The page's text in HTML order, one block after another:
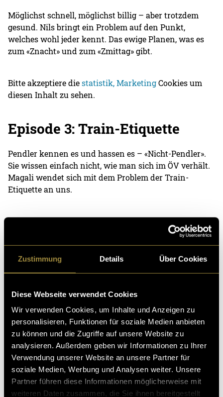
Zustimmung Details Über Cookies
Diese Webseite verwendet Cookies
Wir verwenden Cookies, um Inhalte und Anzeigen zu
personalisieren, Funktionen für soziale Medien anbieten
zu können und die Zugriffe auf unsere Website zu
analysieren. Außerdem geben wir Informationen zu Ihrer
Verwendung unserer Website an unsere Partner für
soziale Medien, Werbung und Analysen weiter. Unsere
Partner führen diese Informationen möglicherweise mit
weiteren Daten zusammen, die Sie ihnen bereitgestellt
Möglichst schnell, möglichst billig – aber trotzdem
gesund. Nils bringt ein Problem auf den Punkt,
welches wohl jeder kennt. Das ewige Planen, was es
zum «Znacht» und zum «Zmittag» gibt.
Bitte akzeptiere diestatistik, MarketingCookies um
diesen Inhalt zu sehen.
Episode 3: Train-Etiquette
Pendler kennen es und hassen es – «Nicht-Pendler».
Sie wissen einfach nicht, wie man sich im ÖV verhält.
Magali wendet sich mit dem Problem der Train-
Etiquette an uns.
Bitte akzeptiere diestatistik, MarketingCookies um
Episode 4: Fridolin
Fridolin ist der wunderbare Regenschirm von Kevin.
sich. Probleme, die wohl jeder von uns schon mal
gehabt hat.
Bitte akzeptiere diestatistik, MarketingCookies um
diesen Inhalt zu sehen.